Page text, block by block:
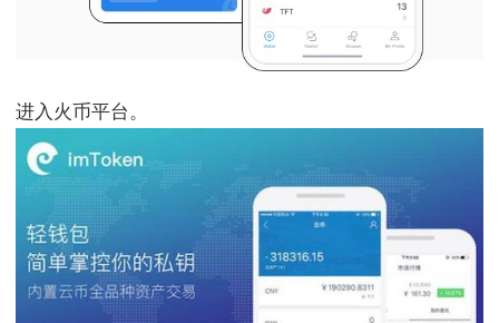
进入火币平台。